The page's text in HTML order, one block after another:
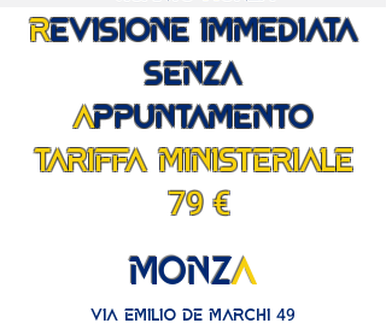
REVISIONE IMMEDIATA
SENZA
APPUNTAMENTO
TARIFFA MINISTERIALE
79€
MONZA
VIA EMILIO DE MARCHI 49